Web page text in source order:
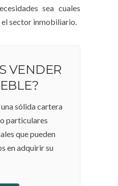
sea cuales
el sector inmobiliario.
VENDER
sólida cartera
particulares
que pueden
en adquirir su